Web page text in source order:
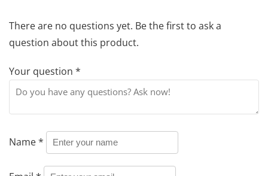
There are no questions yet. Be the first to ask a
question about this product.
Your question *
Name*